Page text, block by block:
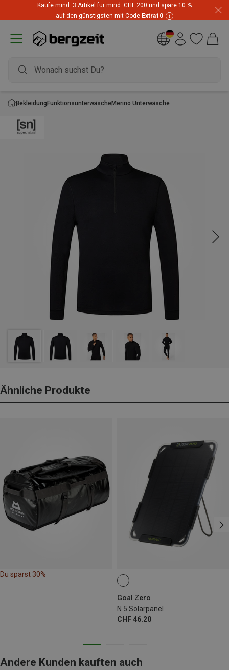
Kaufe mind. 3 Artikel für mind. CHF 200 und spare 10 %
auf den günstigsten mit Code Extra10
BekleidungFunktionsunterwäscheMerino Unterwäsche
Ähnliche Produkte
Du sparst 30%
Goal Zero
N 5 Solarpanel
CHF 46.20
Andere Kunden kauften auch